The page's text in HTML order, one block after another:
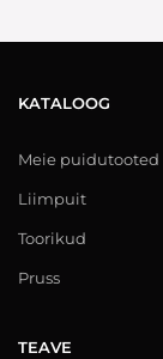
KATALOOG
Meie puidutooted
Liimpuit
Toorikud
Pruss
TEAVE